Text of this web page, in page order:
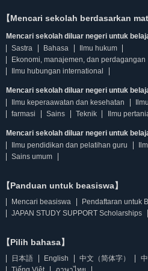
【Mencari sekolah berdasarkan
Mencari sekolah diluar negeri untuk
Sastra
Bahasa
Ilmu hukum
Ekonomi, manajemen, dan perdagangan
Ilmu hubungan international
Mencari sekolah diluar negeri untuk
Ilmu keperaawatan dan kesehatan
farmasi
Sains Teknik Ilmu
Mencari sekolah diluar negeri untuk
Ilmu pendidikan dan pelatihan guru
Sains umum
【Panduan untuk beasiswa】
Mencari beasiswa
Pendaftaran untuk
JAPAN STUDY SUPPORT Scholarships
【Pilih bahasa】
日本語 English 中文（简体字）